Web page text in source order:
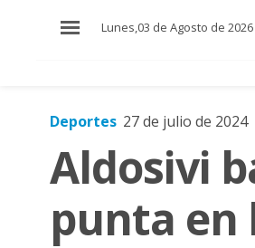
Lunes,03 de Agosto de 2026
Deportes 27 de julio de 2024
Aldosivi
punta en